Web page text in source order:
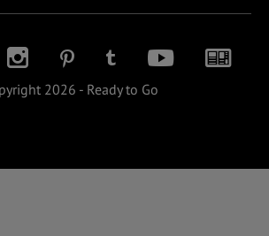
2026 - Ready to Go